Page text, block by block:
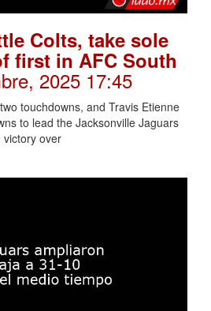
Colts, take sole
first in AFC South
2025 17:45
touchdowns, and Travis Etienne
to lead the Jacksonville Jaguars
over